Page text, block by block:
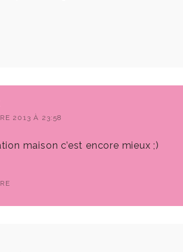
2013 À 23:58
maison c’est encore mieux ;)